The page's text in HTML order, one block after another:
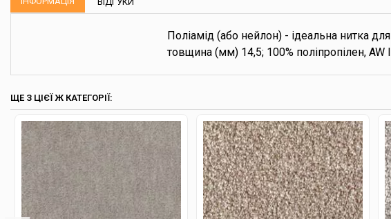
Поліамід (або нейлон) - ідеальна нитка
товщина (мм) 14,5; 100% поліпропілен,
ЩЕ З ЦІЄЇ Ж КАТЕГОРІЇ: